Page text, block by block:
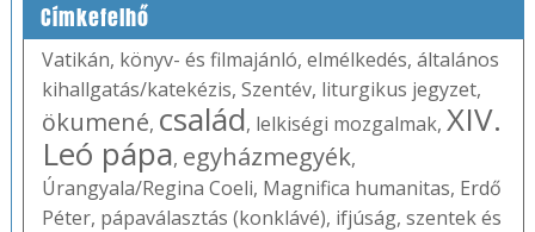
Címkefelhő
Vatikán, könyv- és filmajánló, elmélkedés, általános
kihallgatás/katekézis, Szentév, liturgikus jegyzet,
ökumené, család, lelkiségi mozgalmak, XIV.
Leó pápa, egyházmegyék,
Úrangyala/Regina Coeli, Magnifica humanitas, Erdő
Péter, pápaválasztás (konklávé), ifjúság, szentek és